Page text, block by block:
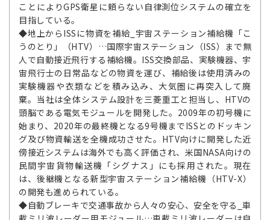
ことによりGPS衛星に頼らない自律測位システムの確立を
目指している。
◆地上からISSに物資を補給_宇宙ステーション補給機「こ
うのとり」（HTV）…国際宇宙ステーション（ISS）まで無
人で自動接近飛行する補給機。ISS交換部品、実験機器、宇
宙飛行士の日常品などの物資を運び、補給後は使用済みの
実験機器や衣類などを積み込み、大気圏に再突入して廃
棄。当社は全体システム設計を三菱重工と担当し、HTVの
頭脳である電気モジュールを開発した。2009年の初号機に
始まり、2020年の最終機となる9号機までISSとのドッキン
グ及び物資輸送を全機成功させた。HTV向けに開発した近
傍接近システムは海外でも高く評価され、米国NASA向けの
民間宇宙貨物輸送機「シグナス」にも採用された。現在
は、後継機となる新型宇宙ステーション補給機（HTV-X）
の開発も進められている。
◆自動ブレーキで交通事故から人々の安心、安全を守る_車